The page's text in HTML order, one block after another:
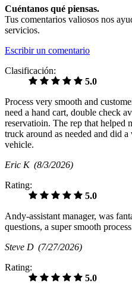
Cuéntanos qué piensas.
Tus comentarios valiosos nos
servicios.
Escribir un comentario
Clasificación:
5.0
Process very smooth and
need a hand cart, double check
reservatioin. The rep that helped
truck around as needed and did
vehicle.
Eric K (8/3/2026)
Rating:
5.0
Andy-assistant manager, was
questions, a super smooth
Steve D (7/27/2026)
Rating:
5.0